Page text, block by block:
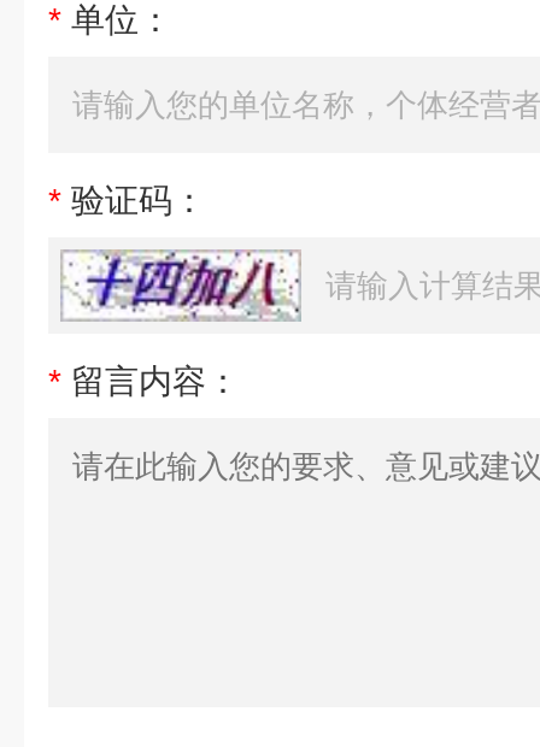
* 单位：
* 验证码：
* 留言内容：